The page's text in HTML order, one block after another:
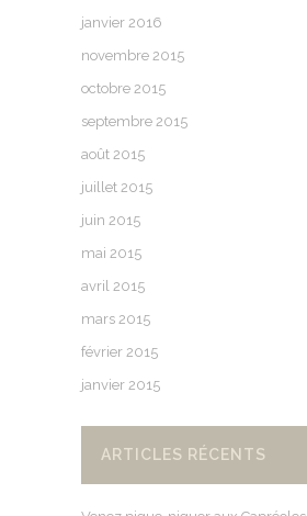
janvier 2016
novembre 2015
octobre 2015
septembre 2015
août 2015
juillet 2015
juin 2015
mai 2015
avril 2015
mars 2015
février 2015
janvier 2015
ARTICLES RÉCENTS